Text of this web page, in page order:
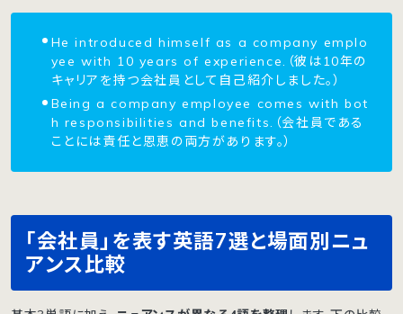
He introduced himself as a company emplo
yee with 10 years of experience.（彼は10年の
キャリアを持つ会社員として自己紹介しました。）
Being a company employee comes with bot
h responsibilities and benefits.（会社員である
ことには責任と恩恵の両方があります。）
「会社員」を表す英語7選と場面別ニュ
アンス比較